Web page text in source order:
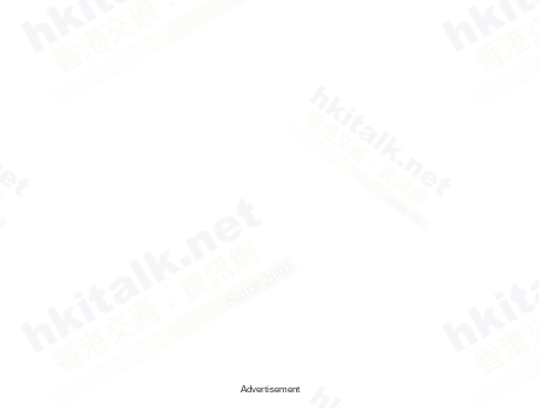
Advertisement